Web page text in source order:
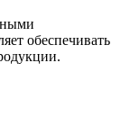
обеспечивать